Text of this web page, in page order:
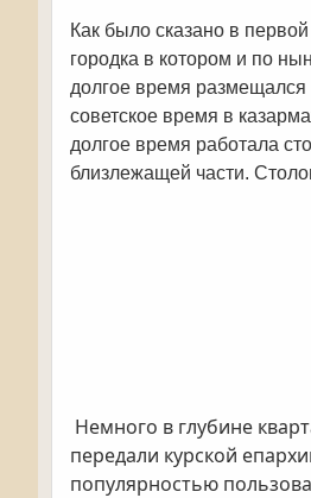
Как было сказано в
городка в котором и по
долгое время
советское время в
долгое время работала
близлежащей части.
Немного в глубине
передали курской
популярностью